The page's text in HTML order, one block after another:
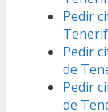
Pedir
Pedir
de
Pedir
de